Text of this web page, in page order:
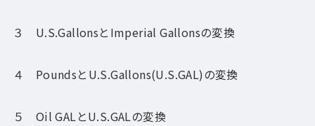
３ U.S.GallonsとImperial Gallonsの変換
４ PoundsとU.S.Gallons(U.S.GAL)の変換
５ Oil GALとU.S.GALの変換